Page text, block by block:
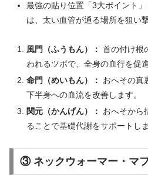
最強の貼り位置「3大ポイント
は、太い血管が通る場所を狙い
風門（ふうもん）： 首の付け根
われるツボで、全身の血行を促
命門（めいもん）：
おへその真
下半身への血流を改善します。
関元（かんげん）：
おへそから
ることで基礎代謝をサポートしま
③ ネックウォーマー・マ